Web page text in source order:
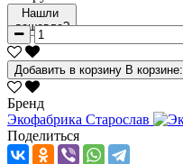
Нашли
дешевле?
Добавить в корзину В корзине:
Бренд
Экофабрика Старослав
Поделиться